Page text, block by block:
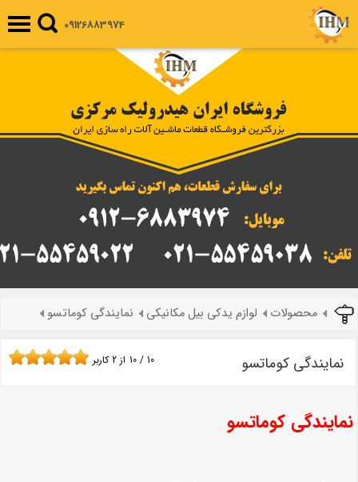
09126883974
محصولات لوازم یدکی بیل مکانیکی نمایندگی کوماتسو
نمایندگی کوماتسو 10 / 10 از 2 کاربر
نمایندگی کوماتسو